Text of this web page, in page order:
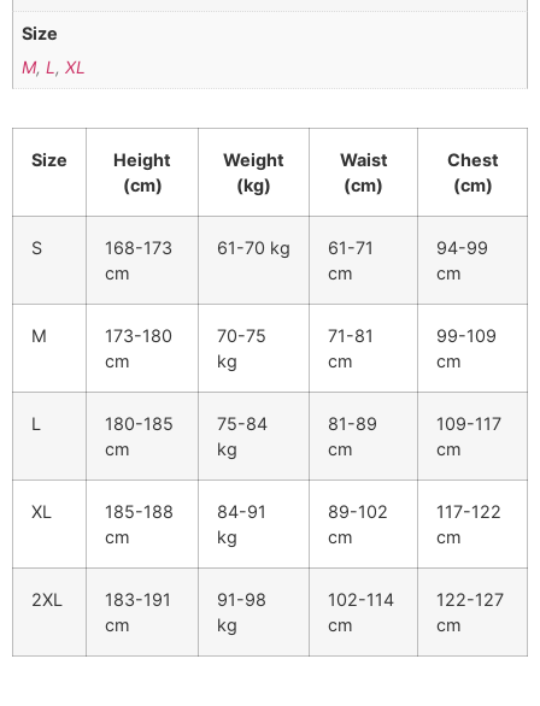
Size
M,L ,XL
Size
Height
(cm)
Weight
(kg)
Waist
(cm)
Chest
(cm)
S
168-173
cm
61-70 kg
61-71
cm
94-99
cm
M
173-180
cm
70-75
kg
71-81
cm
99-109
cm
L
180-185
cm
75-84
kg
81-89
cm
109-117
cm
XL
185-188
cm
84-91
kg
89-102
cm
117-122
cm
2XL
183-191
cm
91-98
kg
102-114
cm
122-127
cm